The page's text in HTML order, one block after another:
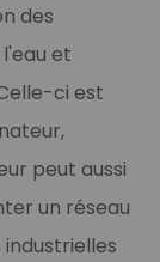
des
et
ci est
peut aussi
un réseau